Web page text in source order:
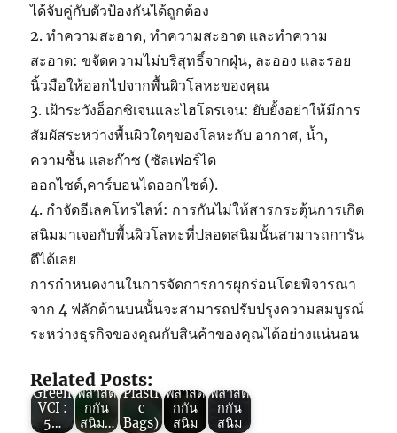
ได้จับคู่กับตัวป้องกันได้ถูกต้อง
2. ทำความสะอาด, ทำความสะอาด และทำความ
สะอาด: ขจัดความไม่บริสุทธิ์จากฝุ่น, ละออง และรอย
นิ้วมือให้ออกไปจากพื้นผิวโลหะของคุณ
3. เฝ้าระวังอ็อกซิเจนและไฮโดรเจน: ยับยั้งอย่าให้มีการ
สัมผัสระหว่างพื้นผิวใดๆของโลหะกับ อากาศ, น้ำ,
ความชื้น และก๊าซ (ซัลเฟอร์ได
ออกไซด์,คาร์บอนไดออกไซด์).
4. กำจัดอีเลคโทรไลท์: การกันไม่ให้สารกระตุ้นการเกิด
สนิมมาเจอกับพื้นผิวโลหะที่ปลอดสนิมนั้นสามารถการัน
ตีได้เลย
การกำหนดงานในการจัดการการผุกร่อนโดยพิจารณา
จาก 4 ฟลักด้านบนนั้นจะสามารถปรับปรุงความสมบูรณ์
ระหว่างธุรกิจของคุณกับสินค้าของคุณได้อย่างแน่นอน
Related Posts:
Green
VCI :
5…
Green
VCI :
ของ
พลาสติ
กกัน
สนิม…
VCI : 3
ข้อดี
ของ
“ถุง
พลาสติ
กกัน
(VCI
Plasti
c
Bags)
พลาสติ
กกัน
สนิม
Green
พลาสติ
กกัน
สนิม